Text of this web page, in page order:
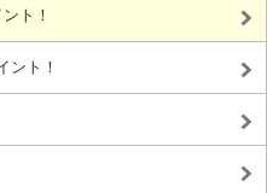
ト！
ント！